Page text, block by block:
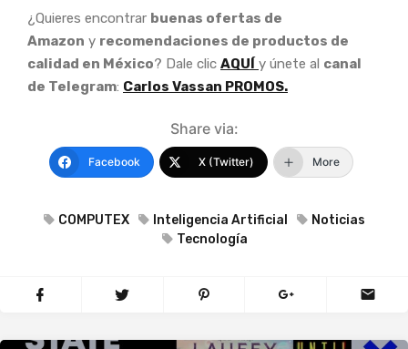
¿Quieres encontrar buenas ofertas de
Amazon y recomendaciones de productos de
calidad en México? Dale clic AQUÍ y únete al canal
de Telegram: Carlos Vassan PROMOS.
Share via:
Facebook X (Twitter) More
COMPUTEX Inteligencia Artificial
Noticias
Tecnología